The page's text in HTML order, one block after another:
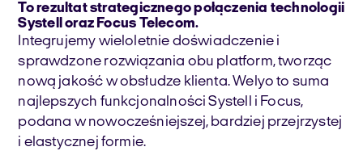
To rezultat strategicznego połączenia technologii
Systell oraz Focus Telecom.
Integrujemy wieloletnie doświadczenie i
sprawdzone rozwiązania obu platform, tworząc
nową jakość w obsłudze klienta. Welyo to suma
najlepszych funkcjonalności Systell i Focus,
podana w nowocześniejszej, bardziej przejrzystej
i elastycznej formie.